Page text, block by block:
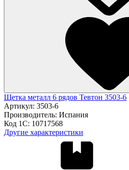
Щетка металл 6 рядов Тевтон 3503-6
Артикул: 3503-6
Производитель: Испания
Код 1С: 10717568
Другие характеристики